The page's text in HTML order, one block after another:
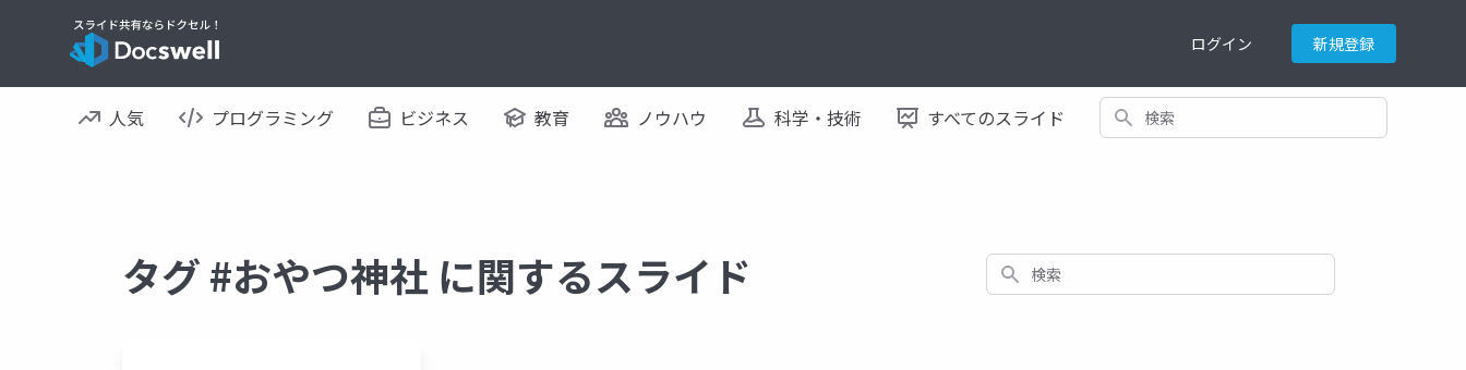
ログイン 新規登録
人気 プログラミング ビジネス 教育 ノウハウ 科学・技術 すべてのスライド 検索
タグ #おやつ神社 に関するスライド 検索